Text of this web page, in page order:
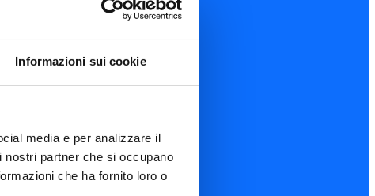
Informazioni sui cookie
media e per analizzare il
partner che si occupano
che ha fornito loro o